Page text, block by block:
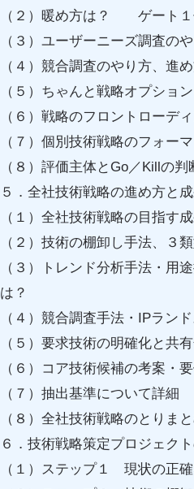
（２）暖め方は？ ゲート１
（３）ユーザーニーズ調査の
（４）競合調査のやり方、進
（５）ちゃんと戦略オプショ
（６）戦略のフロントローデ
（７）個別技術戦略のフォー
（８）評価主体とGo／Killの
５．全社技術戦略の進め方と
（１）全社技術戦略の目指す
（２）技術の棚卸し手法、３
（３）トレンド分析手法・用
は？
（４）競合調査手法・IPラン
（５）要求技術の明確化と共
（６）コア技術候補の考案・
（７）抽出基準について詳細
（８）全社技術戦略のとりま
６．技術戦略策定プロジェク
（１）ステップ１ 現状の正